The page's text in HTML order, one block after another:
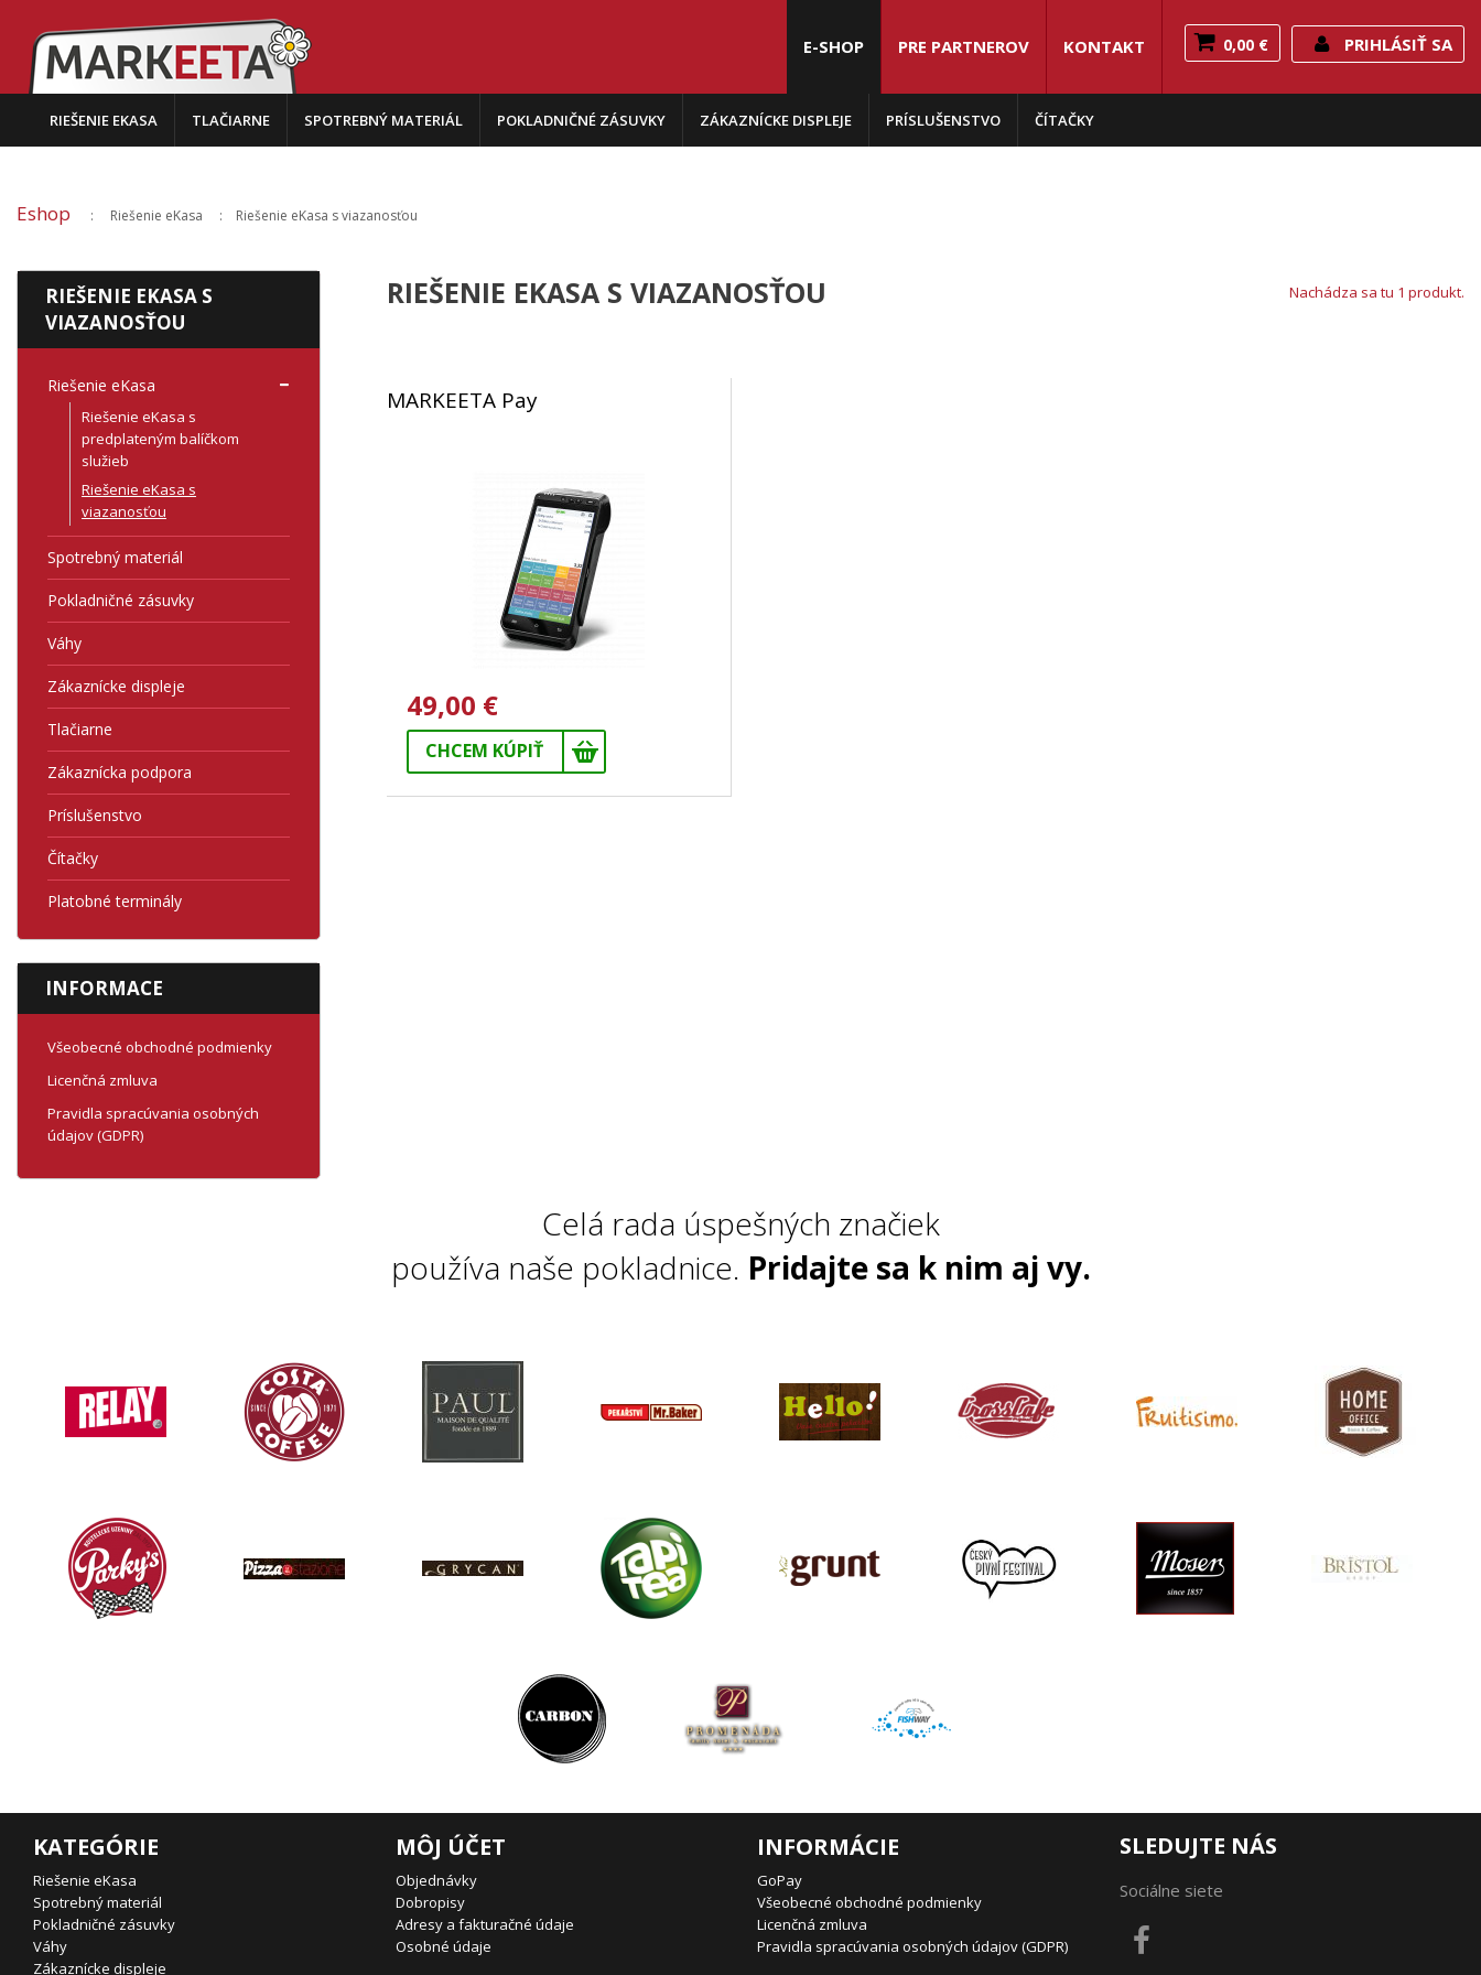
PRIHLÁSIŤ SA
0,00 €
E-SHOP PRE PARTNEROV KONTAKT
RIEŠENIE EKASA TLAČIARNE SPOTREBNÝ MATERIÁL POKLADNIČNÉ ZÁSUVKY ZÁKAZNÍCKE DISPLEJE PRÍSLUŠENSTVO ČÍTAČKY
Eshop Riešenie eKasa Riešenie eKasa s viazanosťou
RIEŠENIE EKASA S
VIAZANOSŤOU
Riešenie eKasa
Riešenie eKasa s
predplateným balíčkom
služieb
Riešenie eKasa s
viazanosťou
Spotrebný materiál
Pokladničné zásuvky
Váhy
Zákaznícke displeje
Tlačiarne
Zákaznícka podpora
Príslušenstvo
Čítačky
Platobné terminály
INFORMACE
Všeobecné obchodné podmienky
Licenčná zmluva
Pravidla spracúvania osobných
údajov (GDPR)
RIEŠENIE EKASA S VIAZANOSŤOU Nachádza sa tu 1 produkt.
MARKEETA Pay
49,00 €
CHCEM KÚPIŤ
Celá rada úspešných značiek
používa naše pokladnice. Pridajte sa k nim aj vy.
KATEGÓRIE
Riešenie eKasa
Spotrebný materiál
Pokladničné zásuvky
Váhy
Zákaznícke displeje
MÔJ ÚČET
Objednávky
Dobropisy
Adresy a fakturačné údaje
Osobné údaje
INFORMÁCIE
GoPay
Všeobecné obchodné podmienky
Licenčná zmluva
Pravidla spracúvania osobných údajov (GDPR)
SLEDUJTE NÁS
Sociálne siete